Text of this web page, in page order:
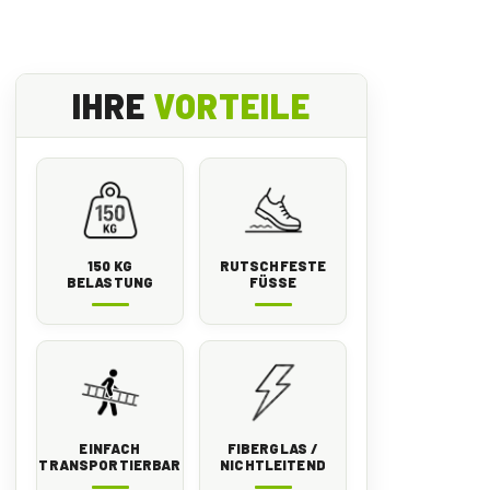
IHRE VORTEILE
150 KG
BELASTUNG
RUTSCHFESTE
FÜSSE
EINFACH
TRANSPORTIERBAR
FIBERGLAS /
NICHTLEITEND